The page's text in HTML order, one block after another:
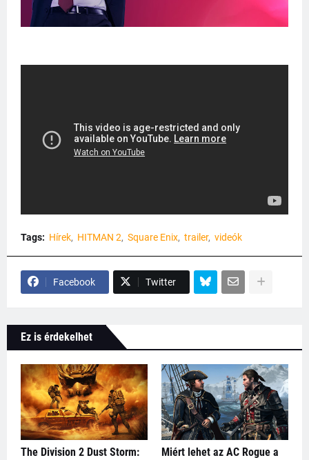
Tags: Hírek HITMAN 2 Square Enix trailer videók
Facebook Twitter
Ez is érdekelhet
The Division 2 Dust Storm:
Miért lehet az AC Rogue a